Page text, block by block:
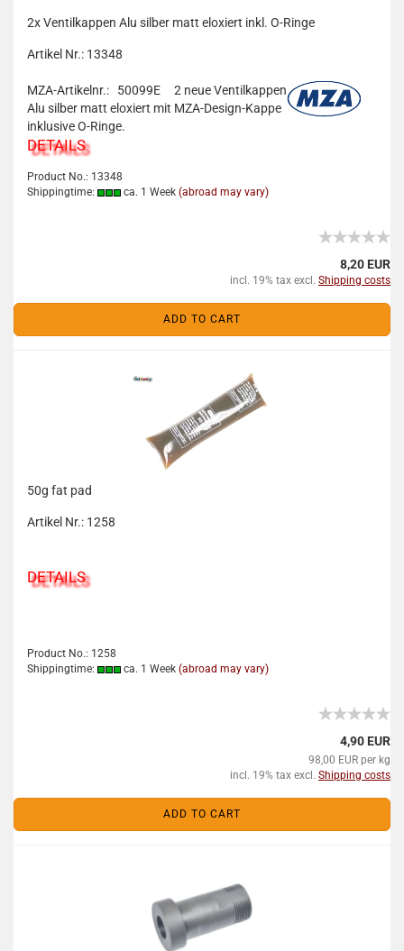
2x Ventilkappen Alu silber matt eloxiert inkl. O-Ringe
Artikel Nr.: 13348
MZA-Artikelnr.: 50099E
2 neue Ventilkappen
Alu silber matt eloxiert mit MZA-Design-Kappe
inklusive O-Ringe.
DETAILS
Product No.: 13348
Shippingtime:
ca. 1 Week (abroad may vary)
8,20 EUR
incl. 19% tax excl. Shipping costs
ADD TO CART
50g fat pad
Artikel Nr.: 1258
DETAILS
Product No.: 1258
Shippingtime:
ca. 1 Week (abroad may vary)
4,90 EUR
98,00 EUR per kg
incl. 19% tax excl. Shipping costs
ADD TO CART